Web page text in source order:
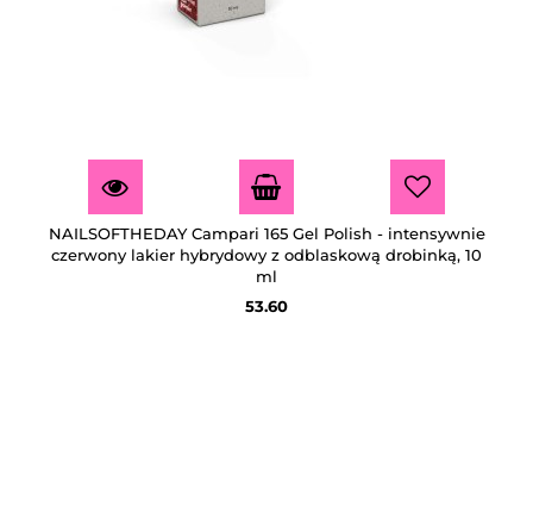
NAILSOFTHEDAY Campari 165 Gel Polish - intensywnie
czerwony lakier hybrydowy z odblaskową drobinką, 10
ml
53.60